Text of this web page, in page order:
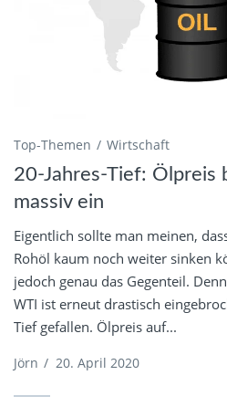
Top-Themen Wirtschaft
20-Jahres-Tief: Ölpreis
massiv ein
Eigentlich sollte man meinen,
Rohöl kaum noch weiter sinken
jedoch genau das Gegenteil.
WTI ist erneut drastisch
Tief gefallen. Ölpreis auf...
Jörn / 20. April 2020